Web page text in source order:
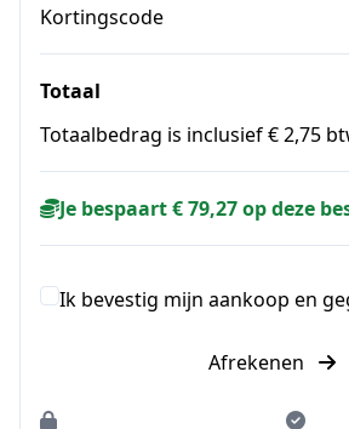
Kortingscode
Totaal
Totaalbedrag is inclusief € 2,75
Je bespaart € 79,27 op deze
Ik bevestig mijn aankoop en
Afrekenen